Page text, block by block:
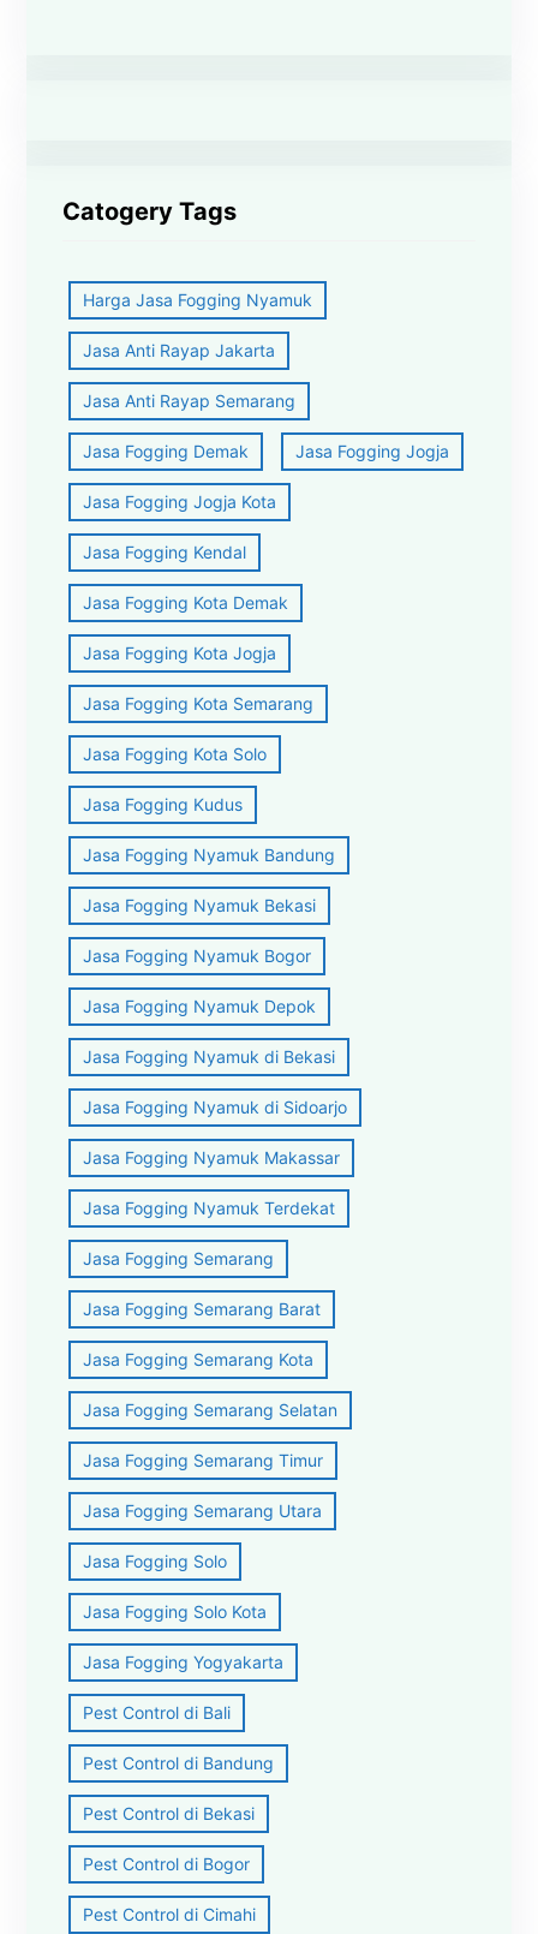
Catogery Tags
Harga Jasa Fogging Nyamuk
Jasa Anti Rayap Jakarta
Jasa Anti Rayap Semarang
Jasa Fogging Demak Jasa Fogging Jogja
Jasa Fogging Jogja Kota
Jasa Fogging Kendal
Jasa Fogging Kota Demak
Jasa Fogging Kota Jogja
Jasa Fogging Kota Semarang
Jasa Fogging Kota Solo
Jasa Fogging Kudus
Jasa Fogging Nyamuk Bandung
Jasa Fogging Nyamuk Bekasi
Jasa Fogging Nyamuk Bogor
Jasa Fogging Nyamuk Depok
Jasa Fogging Nyamuk di Bekasi
Jasa Fogging Nyamuk di Sidoarjo
Jasa Fogging Nyamuk Makassar
Jasa Fogging Nyamuk Terdekat
Jasa Fogging Semarang
Jasa Fogging Semarang Barat
Jasa Fogging Semarang Kota
Jasa Fogging Semarang Selatan
Jasa Fogging Semarang Timur
Jasa Fogging Semarang Utara
Jasa Fogging Solo
Jasa Fogging Solo Kota
Jasa Fogging Yogyakarta
Pest Control di Bali
Pest Control di Bandung
Pest Control di Bekasi
Pest Control di Bogor
Pest Control di Cimahi